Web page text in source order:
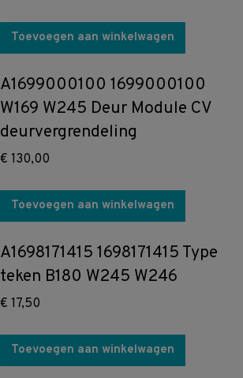
Toevoegen aan winkelwagen
A1699000100 1699000100
W169 W245 Deur Module CV
deurvergrendeling
€ 130,00
Toevoegen aan winkelwagen
A1698171415 1698171415 Type
teken B180 W245 W246
€ 17,50
Toevoegen aan winkelwagen